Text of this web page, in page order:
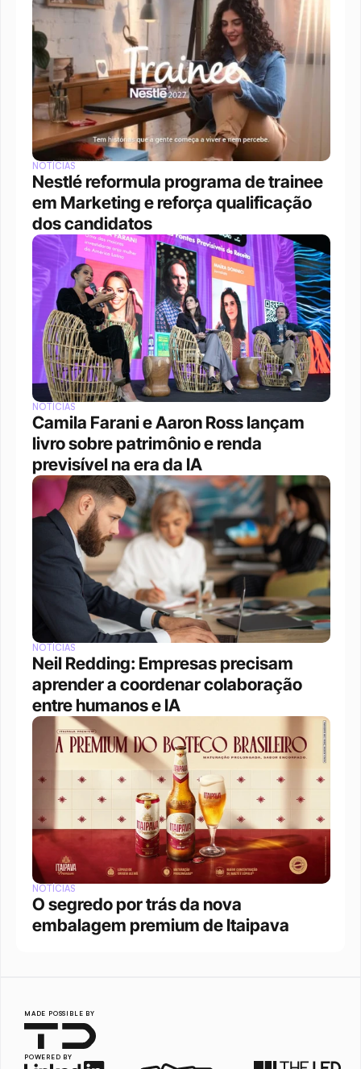
NOTÍCIAS
Nestlé reformula programa de trainee
em Marketing e reforça qualificação
dos candidatos
NOTÍCIAS
Camila Farani e Aaron Ross lançam
livro sobre patrimônio e renda
previsível na era da IA
NOTÍCIAS
Neil Redding: Empresas precisam
aprender a coordenar colaboração
entre humanos e IA
NOTÍCIAS
O segredo por trás da nova
embalagem premium de Itaipava
MADE POSSIBLE BY
POWERED BY